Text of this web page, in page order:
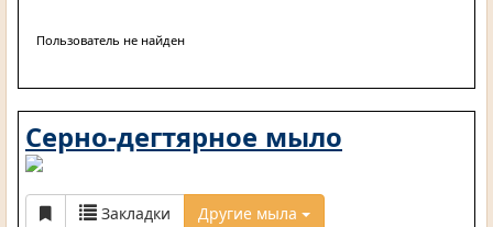
Пользователь не найден
Серно-дегтярное мыло
Закладки Другие мыла